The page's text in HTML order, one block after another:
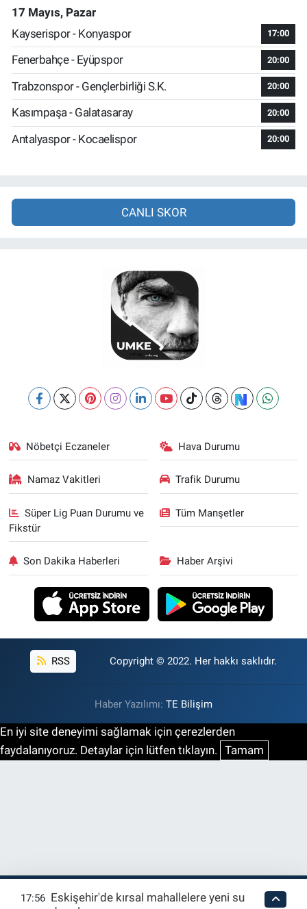
17 Mayıs, Pazar
Kayserispor - Konyaspor
17:00
Fenerbahçe - Eyüpspor 20:00
Trabzonspor - Gençlerbirliği S.K. 20:00
Kasımpaşa - Galatasaray 20:00
Antalyaspor - Kocaelispor 20:00
CANLI SKOR
Nöbetçi Eczaneler Hava Durumu
Namaz Vakitleri Trafik Durumu
Süper Lig Puan Durumu ve
Fikstür
Tüm Manşetler
Son Dakika Haberleri Haber Arşivi
RSS Copyright © 2022. Her hakkı saklıdır.
Haber Yazılımı: TE Bilişim
En iyi site deneyimi sağlamak için çerezlerden
faydalanıyoruz. Detaylar için lütfen tıklayın. Tamam
17:56 Eskişehir'de kırsal mahallelere yeni su